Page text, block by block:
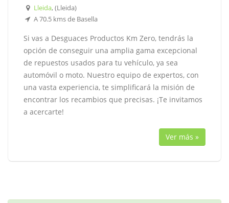
Lleida, (Lleida)
A 70.5 kms de Basella
Si vas a Desguaces Productos Km Zero, tendrás la
opción de conseguir una amplia gama excepcional
de repuestos usados para tu vehículo, ya sea
automóvil o moto. Nuestro equipo de expertos, con
una vasta experiencia, te simplificará la misión de
encontrar los recambios que precisas. ¡Te invitamos
a acercarte!
Ver más »